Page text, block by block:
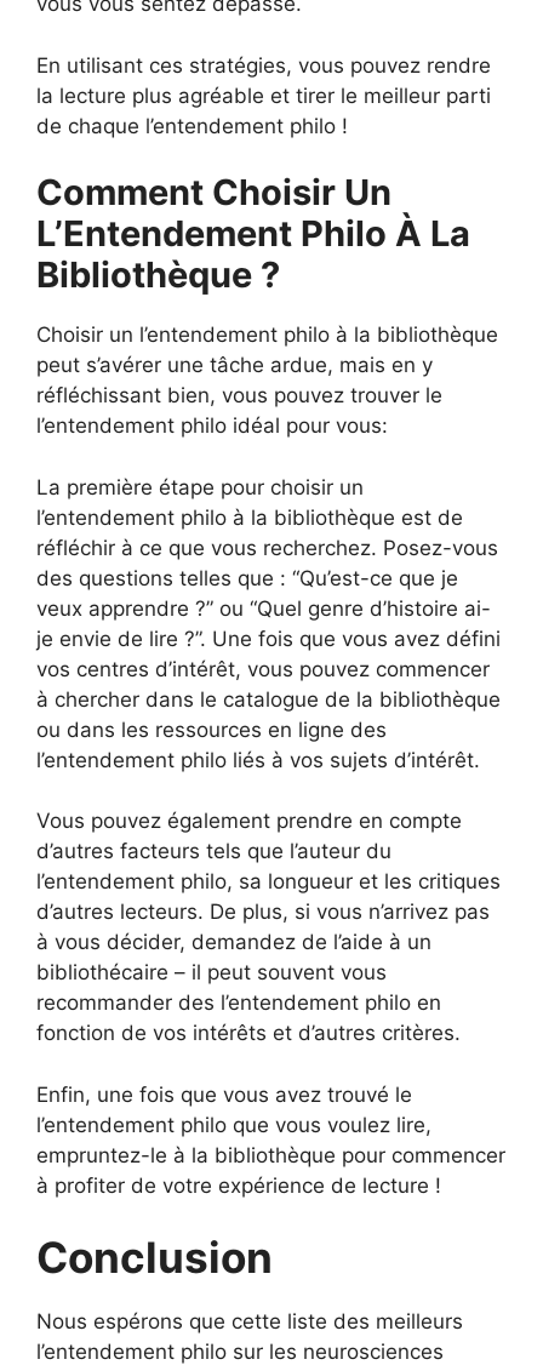
En utilisant ces stratégies, vous pouvez rendre
la lecture plus agréable et tirer le meilleur parti
de chaque l’entendement philo !
Comment Choisir Un
L’Entendement Philo À La
Bibliothèque ?
Choisir un l’entendement philo à la bibliothèque
peut s’avérer une tâche ardue, mais en y
réfléchissant bien, vous pouvez trouver le
l’entendement philo idéal pour vous:
La première étape pour choisir un
l’entendement philo à la bibliothèque est de
réfléchir à ce que vous recherchez. Posez-vous
des questions telles que : “Qu’est-ce que je
veux apprendre ?” ou “Quel genre d’histoire ai-
je envie de lire ?”. Une fois que vous avez défini
vos centres d’intérêt, vous pouvez commencer
à chercher dans le catalogue de la bibliothèque
ou dans les ressources en ligne des
l’entendement philo liés à vos sujets d’intérêt.
Vous pouvez également prendre en compte
d’autres facteurs tels que l’auteur du
l’entendement philo, sa longueur et les critiques
d’autres lecteurs. De plus, si vous n’arrivez pas
à vous décider, demandez de l’aide à un
bibliothécaire – il peut souvent vous
recommander des l’entendement philo en
fonction de vos intérêts et d’autres critères.
Enfin, une fois que vous avez trouvé le
l’entendement philo que vous voulez lire,
empruntez-le à la bibliothèque pour commencer
à profiter de votre expérience de lecture !
Conclusion
Nous espérons que cette liste des meilleurs
l’entendement philo sur les neurosciences